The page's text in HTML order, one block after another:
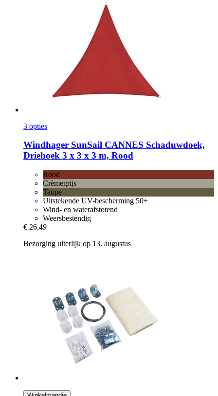
3 opties
Windhager SunSail CANNES Schaduwdoek,
Driehoek 3 x 3 x 3 m, Rood
Rood
Crèmegrijs
Taupe
Uitstekende UV-bescherming 50+
Wind- en waterafstotend
Weersbestendig
€ 26,49
Bezorging uiterlijk op 13. augustus